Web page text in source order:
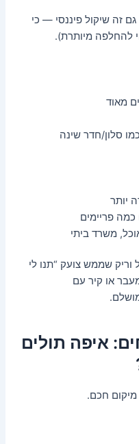
זה שיקול פיננסי — כי
להחלפה מיותרת).
מאוד
סלון/חדר שינה
יותר
פריימים
משרד ביתי
וריק שממש צועק “תנו לי
או קיר עם
איפה תולים
מיקום חכם.